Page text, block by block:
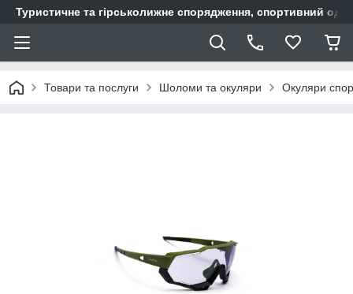
Туристичне та гірськолижне спорядження, спортивний
Товари та послуги Шоломи та окуляри Окуляри